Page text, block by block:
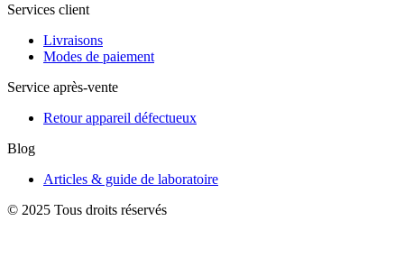
Services client
Livraisons
Modes de paiement
Service après-vente
Retour appareil défectueux
Blog
Articles & guide de laboratoire
© 2025 Tous droits réservés